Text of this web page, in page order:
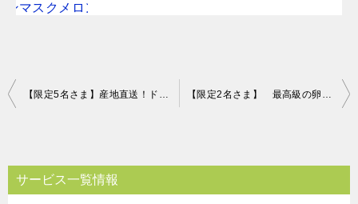
投
ビ
ゲ
【限定5名さま】産地直送！ドドンと約7kg！愛媛みかん 片付け110番プレゼント！ 【限定2名さま】 最高級の卵「輝」！ 片付け110番プレゼントキャンペーン！！
サービス一覧情報